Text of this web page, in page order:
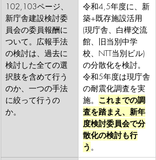
102,103ページ、
新庁舎建設検討委
員会の委員報酬に
ついて。広報手法
の検討は、過去に
検討した全ての選
択肢を含めて行う
のか、一つの手法
に絞って行うの
か。
令和4,5年度に、新
築+既存施設活用
(現庁舎、白樺交流
館、旧当別中学
校、NTT当別ビル)
の分散化を検討。
令和5年度は現庁舎
の耐震化調査を実
施。 これまでの調
査を踏まえ、新年
度検討委員会で分
散化の検討も行
う。